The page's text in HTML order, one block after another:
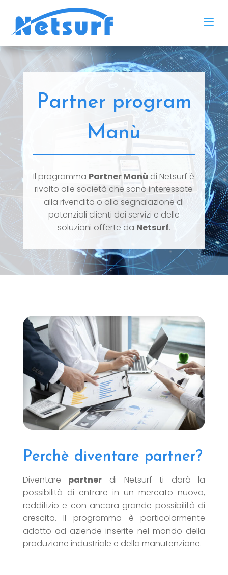
a
Partner program
Manù
Il programma Partner Manù di Netsurf è
rivolto alle società che sono interessate
alla rivendita o alla segnalazione di
potenziali clienti dei servizi e delle
soluzioni offerte da Netsurf.
Perchè diventare partner?
Diventare partner di Netsurf ti darà la
possibilità di entrare in un mercato nuovo,
redditizio e con ancora grande possibilità di
crescita. Il programma è particolarmente
adatto ad aziende inserite nel mondo della
produzione industriale e della manutenzione.